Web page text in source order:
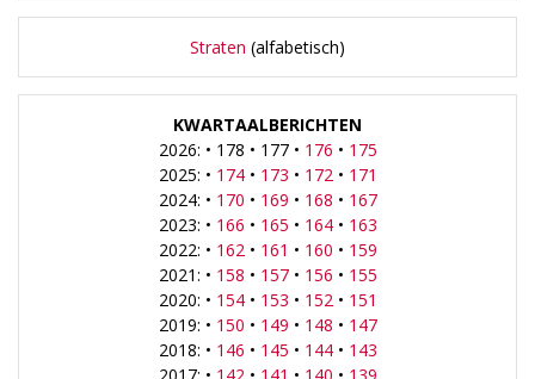
Straten (alfabetisch)
KWARTAALBERICHTEN
2026: • 178 • 177 • 176 • 175
2025: • 174• 173 • 172• 171
2024: • 170 • 169 • 168 • 167
2023: • 166 • 165 • 164• 163
2022: • 162• 161 • 160 • 159
2021: • 158 • 157• 156 • 155
2020: • 154• 153 • 152• 151
2019: • 150 • 149 • 148 • 147
2018: • 146 • 145 • 144• 143